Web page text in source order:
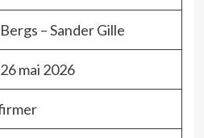
– Sander Gille
mai 2026